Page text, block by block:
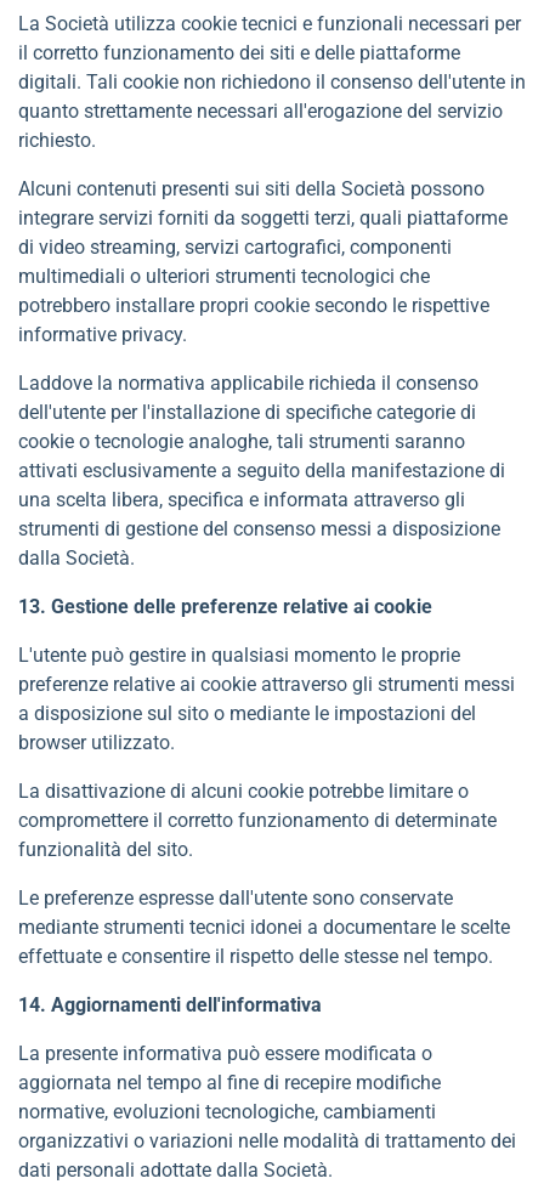
La Società utilizza cookie tecnici e funzionali necessari per
il corretto funzionamento dei siti e delle piattaforme
digitali. Tali cookie non richiedono il consenso dell'utente in
quanto strettamente necessari all'erogazione del servizio
richiesto.
Alcuni contenuti presenti sui siti della Società possono
integrare servizi forniti da soggetti terzi, quali piattaforme
di video streaming, servizi cartografici, componenti
multimediali o ulteriori strumenti tecnologici che
potrebbero installare propri cookie secondo le rispettive
informative privacy.
Laddove la normativa applicabile richieda il consenso
dell'utente per l'installazione di specifiche categorie di
cookie o tecnologie analoghe, tali strumenti saranno
attivati esclusivamente a seguito della manifestazione di
una scelta libera, specifica e informata attraverso gli
strumenti di gestione del consenso messi a disposizione
dalla Società.
13. Gestione delle preferenze relative ai cookie
L'utente può gestire in qualsiasi momento le proprie
preferenze relative ai cookie attraverso gli strumenti messi
a disposizione sul sito o mediante le impostazioni del
browser utilizzato.
La disattivazione di alcuni cookie potrebbe limitare o
compromettere il corretto funzionamento di determinate
funzionalità del sito.
Le preferenze espresse dall'utente sono conservate
mediante strumenti tecnici idonei a documentare le scelte
effettuate e consentire il rispetto delle stesse nel tempo.
14. Aggiornamenti dell'informativa
La presente informativa può essere modificata o
aggiornata nel tempo al fine di recepire modifiche
normative, evoluzioni tecnologiche, cambiamenti
organizzativi o variazioni nelle modalità di trattamento dei
dati personali adottate dalla Società.